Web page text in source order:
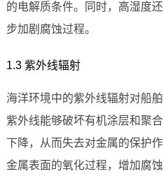
的电解质条件。同时，高湿度
步加剧腐蚀过程。
1.3 紫外线辐射
海洋环境中的紫外线辐射对船
紫外线能够破坏有机涂层和聚
下降，从而失去对金属的保护
金属表面的氧化过程，增加腐蚀